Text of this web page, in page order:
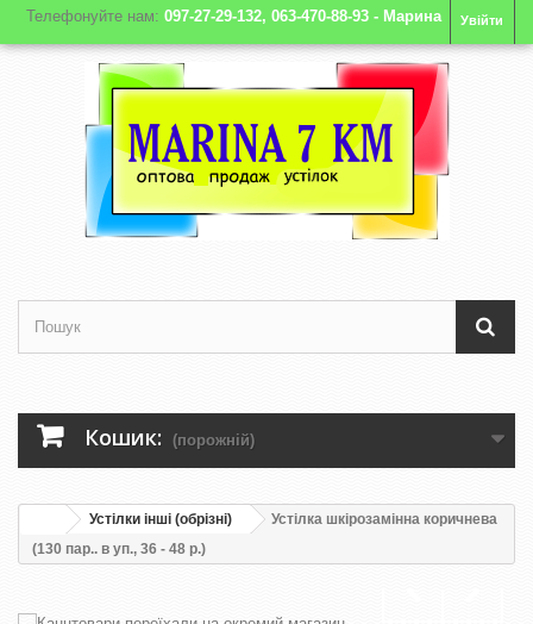
Увійти
Телефонуйте нам: 097-27-29-132, 063-470-88-93 - Марина
Кошик: (порожній)
Устілки інші (обрізні)
Устілка шкірозамінна коричнева
(130 пар.. в уп., 36 - 48 р.)